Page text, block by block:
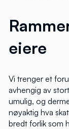
eiere
Vi trenger et
avhengig av
umulig, og
nøyaktig hva
bredt forlik som